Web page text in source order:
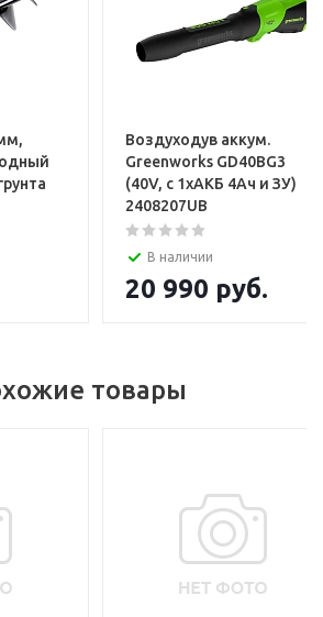
Воздуходув аккум.
Greenworks GD40BG3
(40V, с 1хАКБ 4Ач и ЗУ)
2408207UB
В наличии
20 990 руб.
товары